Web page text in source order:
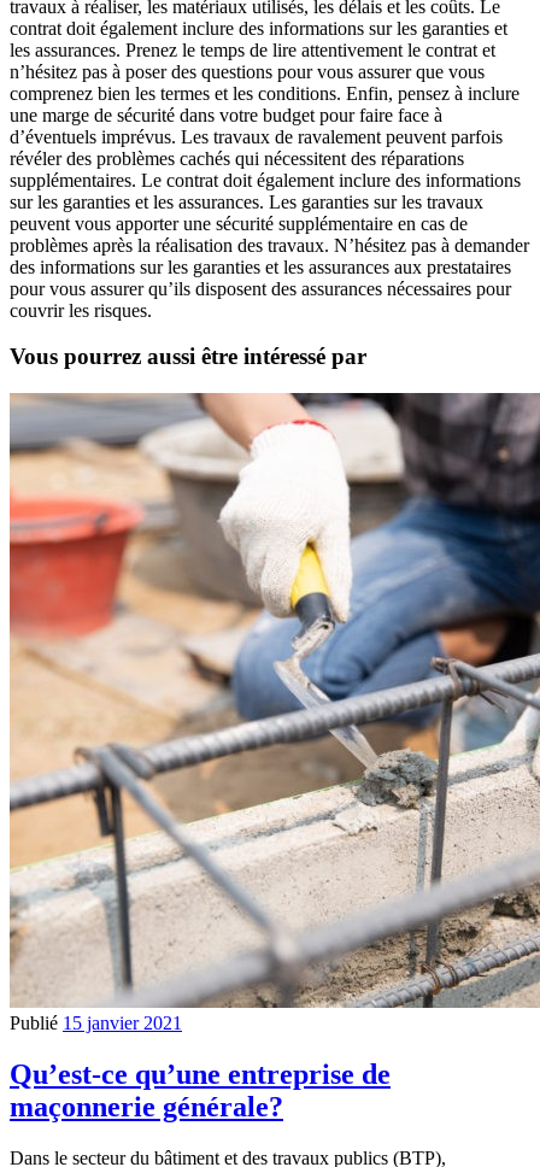
travaux à réaliser, les matériaux utilisés, les délais et les coûts. Le
contrat doit également inclure des informations sur les garanties et
les assurances. Prenez le temps de lire attentivement le contrat et
n’hésitez pas à poser des questions pour vous assurer que vous
comprenez bien les termes et les conditions. Enfin, pensez à inclure
une marge de sécurité dans votre budget pour faire face à
d’éventuels imprévus. Les travaux de ravalement peuvent parfois
révéler des problèmes cachés qui nécessitent des réparations
supplémentaires. Le contrat doit également inclure des informations
sur les garanties et les assurances. Les garanties sur les travaux
peuvent vous apporter une sécurité supplémentaire en cas de
problèmes après la réalisation des travaux. N’hésitez pas à demander
des informations sur les garanties et les assurances aux prestataires
pour vous assurer qu’ils disposent des assurances nécessaires pour
couvrir les risques.
Vous pourrez aussi être intéressé par
Publié 15 janvier 2021
Qu’est-ce qu’une entreprise de
maçonnerie générale?
Dans le secteur du bâtiment et des travaux publics (BTP),